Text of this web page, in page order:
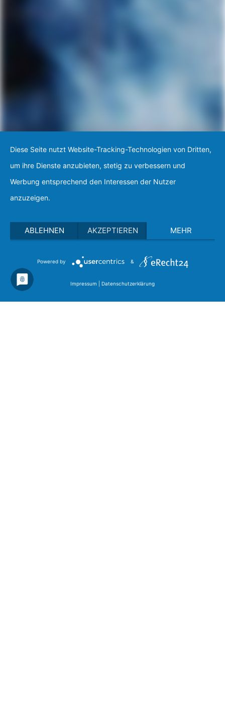
Diese Seite nutzt Website-Tracking-Technologien von Dritten,
um ihre Dienste anzubieten, stetig zu verbessern und
Werbung entsprechend den Interessen der Nutzer
anzuzeigen.
ABLEHNEN AKZEPTIEREN MEHR
Powered by &
Impressum Datenschutzerklärung